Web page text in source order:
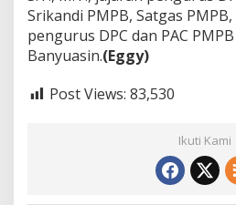
Srikandi PMPB, Satgas
pengurus DPC dan PAC
Banyuasin.(Eggy)
Post Views: 83,530
Ikuti Kami